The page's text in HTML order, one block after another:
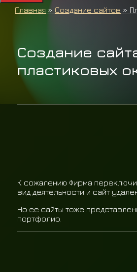
Главная » Создание сайтов »
Создание
пластиковых
К сожалению Фирма
вид деятельности и сайт
Но ее сайты тоже
портфолио.